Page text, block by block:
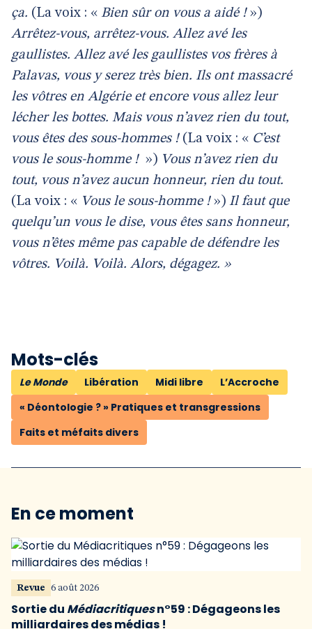
ça. (La voix : « Bien sûr on vous a aidé !»)
Arrêtez-vous, arrêtez-vous. Allez avé les
gaullistes. Allez avé les gaullistes vos frères à
Palavas, vous y serez très bien. Ils ont massacré
les vôtres en Algérie et encore vous allez leur
lécher les bottes. Mais vous n’avez rien du tout,
vous êtes des sous-hommes ! (La voix : « C’est
vous le sous-homme ! ») Vous n’avez rien du
tout, vous n’avez aucun honneur, rien du tout.
(La voix : « Vous le sous-homme !») Il faut que
quelqu’un vous le dise, vous êtes sans honneur,
vous n’êtes même pas capable de défendre les
vôtres. Voilà. Voilà. Alors, dégagez. »
Mots-clés
Le Monde Libération Midi libre
L’Accroche
« Déontologie ? » Pratiques et transgressions
Faits et méfaits divers
En ce moment
Revue 6 août 2026
Sortie du Médiacritiquesn°59 : Dégageons les
milliardaires des médias !